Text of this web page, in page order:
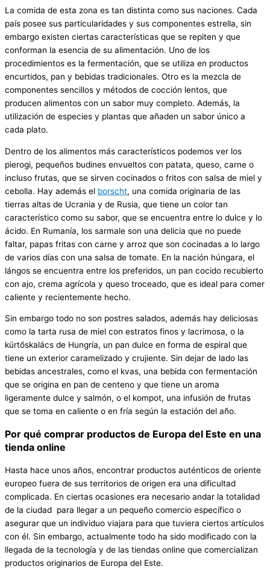
La comida de esta zona es tan distinta como sus naciones. Cada
país posee sus particularidades y sus componentes estrella, sin
embargo existen ciertas características que se repiten y que
conforman la esencia de su alimentación. Uno de los
procedimientos es la fermentación, que se utiliza en productos
encurtidos, pan y bebidas tradicionales. Otro es la mezcla de
componentes sencillos y métodos de cocción lentos, que
producen alimentos con un sabor muy completo. Además, la
utilización de especies y plantas que añaden un sabor único a
cada plato.
Dentro de los alimentos más característicos podemos ver los
pierogi, pequeños budines envueltos con patata, queso, carne o
incluso frutas, que se sirven cocinados o fritos con salsa de miel y
cebolla. Hay además el borscht, una comida originaria de las
tierras altas de Ucrania y de Rusia, que tiene un color tan
característico como su sabor, que se encuentra entre lo dulce y lo
ácido. En Rumanía, los sarmale son una delicia que no puede
faltar, papas fritas con carne y arroz que son cocinadas a lo largo
de varios días con una salsa de tomate. En la nación húngara, el
lángos se encuentra entre los preferidos, un pan cocido recubierto
con ajo, crema agrícola y queso troceado, que es ideal para comer
caliente y recientemente hecho.
Sin embargo todo no son postres salados, además hay deliciosas
como la tarta rusa de miel con estratos finos y lacrimosa, o la
kürtőskalács de Hungría, un pan dulce en forma de espiral que
tiene un exterior caramelizado y crujiente. Sin dejar de lado las
bebidas ancestrales, como el kvas, una bebida con fermentación
que se origina en pan de centeno y que tiene un aroma
ligeramente dulce y salmón, o el kompot, una infusión de frutas
que se toma en caliente o en fría según la estación del año.
Por qué comprar productos de Europa del Este en una
tienda online
Hasta hace unos años, encontrar productos auténticos de oriente
europeo fuera de sus territorios de origen era una dificultad
complicada. En ciertas ocasiones era necesario andar la totalidad
de la ciudad para llegar a un pequeño comercio específico o
asegurar que un individuo viajara para que tuviera ciertos artículos
con él. Sin embargo, actualmente todo ha sido modificado con la
llegada de la tecnología y de las tiendas online que comercializan
productos originarios de Europa del Este.